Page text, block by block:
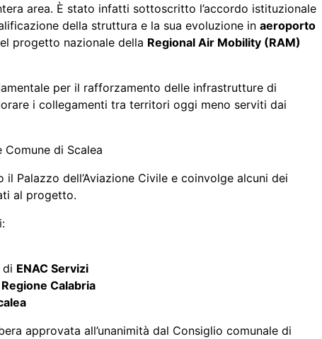
area. È stato infatti sottoscritto l’accordo istituzionale
della struttura e la sua evoluzione in aeroporto
progetto nazionale della Regional Air Mobility (RAM)
per il rafforzamento delle infrastrutture di
i collegamenti tra territori oggi meno serviti dai
Comune di Scalea
il Palazzo dell’Aviazione Civile e coinvolge alcuni dei
al progetto.
di ENAC Servizi
Regione Calabria
approvata all’unanimità dal Consiglio comunale di